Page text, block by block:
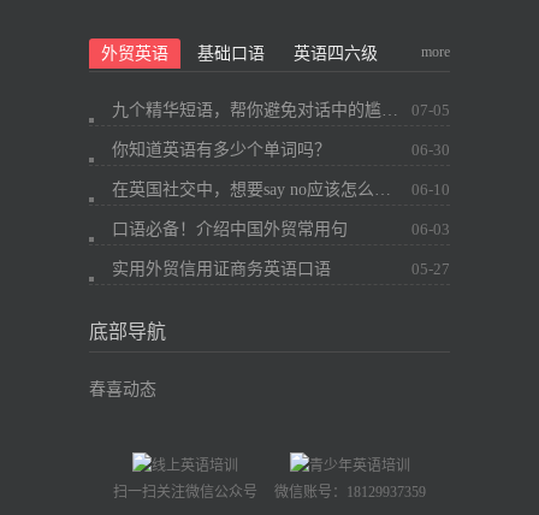
外贸英语 基础口语 英语四六级 more
07-05
你知道英语有多少个单词吗？ 06-30
06-10
口语必备！介绍中国外贸常用句 06-03
实用外贸信用证商务英语口语 05-27
底部导航
春喜动态
扫一扫关注微信公众号 微信账号：18129937359